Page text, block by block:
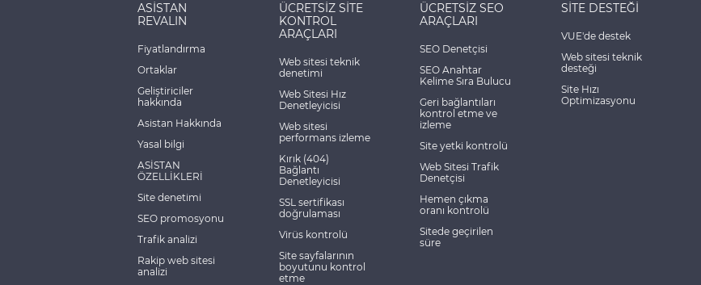
ASİSTAN
REVALIN
Fiyatlandırma
Ortaklar
Geliştiriciler
hakkında
Asistan Hakkında
Yasal bilgi
ASİSTAN
ÖZELLİKLERİ
Site denetimi
SEO promosyonu
Trafik analizi
Rakip web sitesi
analizi
ÜCRETSİZ SİTE
KONTROL
ARAÇLARI
Web sitesi teknik
denetimi
Web Sitesi Hız
Denetleyicisi
Web sitesi
performans izleme
Kırık (404)
Bağlantı
Denetleyicisi
SSL sertifikası
doğrulaması
Virüs kontrolü
Site sayfalarının
boyutunu kontrol
etme
ÜCRETSİZ SEO
ARAÇLARI
SEO Denetçisi
SEO Anahtar
Kelime Sıra Bulucu
Geri bağlantıları
kontrol etme ve
izleme
Site yetki kontrolü
Web Sitesi Trafik
Denetçisi
Hemen çıkma
oranı kontrolü
Sitede geçirilen
süre
SİTE DESTEĞİ
VUE'de destek
Web sitesi teknik
desteği
Site Hızı
Optimizasyonu